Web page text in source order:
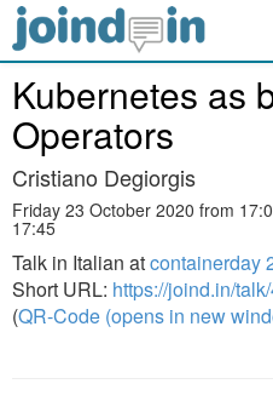
Kubernetes as
Operators
Cristiano Degiorgis
Friday 23 October 2020 from
17:45
Talk in Italian atcontainerday
Short URL: https://joind.in/
(QR-Code (opens in new